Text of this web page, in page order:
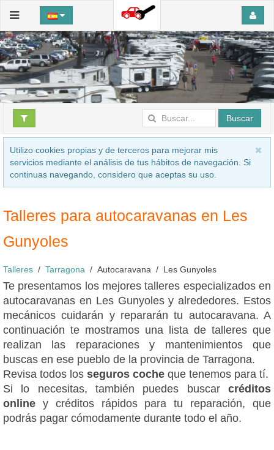
Buscar
Utilizo cookies propias y de terceros para mejorar mis
servicios mediante el análisis de tus hábitos de navegación. Si
continuas navegando, considero que aceptas su uso.
Talleres para autocaravanas en Les
Gunyoles
Talleres Tarragona Autocaravana Les Gunyoles
Te presentamos los mejores talleres especializados en
autocaravanas en Les Gunyoles y alrededores. Estos
mecánicos cuidarán y repararán tu autocaravana. A
continuación te mostramos una lista de talleres que
realizan las reparaciones y mantenimientos que
buscas en ese pueblo de la provincia de Tarragona.
Revisa todos los seguros coche que tenemos para tí.
Si lo necesitas, también puedes buscar créditos
online y créditos rápidos para tu reparación, que
podrás pagar cómodamente durante todo el año.